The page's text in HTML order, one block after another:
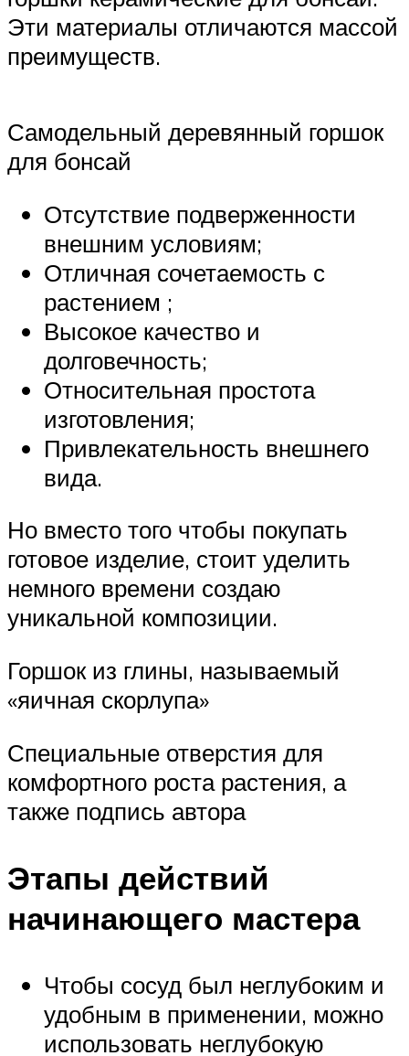
Эти материалы отличаются массой
преимуществ.
Самодельный деревянный горшок
для бонсай
Отсутствие подверженности
внешним условиям;
Отличная сочетаемость с
растением ;
Высокое качество и
долговечность;
Относительная простота
изготовления;
Привлекательность внешнего
вида.
Но вместо того чтобы покупать
готовое изделие, стоит уделить
немного времени создаю
уникальной композиции.
Горшок из глины, называемый
«яичная скорлупа»
Специальные отверстия для
комфортного роста растения, а
также подпись автора
Этапы действий
начинающего мастера
Чтобы сосуд был неглубоким и
удобным в применении, можно
использовать неглубокую